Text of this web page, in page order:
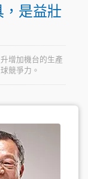
是益壯
增加機台的生產
競爭力。